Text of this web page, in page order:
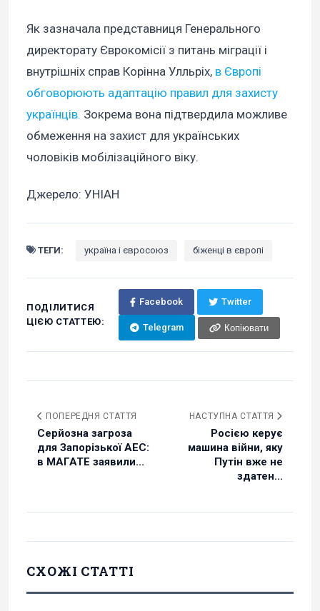
Як зазначала представниця Генерального
директорату Єврокомісії з питань міграції і
внутрішніх справ Корінна Улльріх, в Європі
обговорюють адаптацію правил для захисту
українців. Зокрема вона підтвердила можливе
обмеження на захист для українських
чоловіків мобілізаційного віку.
Джерело: УНІАН
ТЕГИ: україна і євросоюз біженці в європі
ПОДІЛИТИСЯ
ЦІЄЮ СТАТТЕЮ:
Facebook Twitter
Telegram Копіювати
ПОПЕРЕДНЯ СТАТТЯ
Серйозна загроза
для Запорізької АЕС:
в МАГАТЕ заявили...
НАСТУПНА СТАТТЯ
Росією керує
машина війни, яку
Путін вже не
здатен...
СХОЖІ СТАТТІ